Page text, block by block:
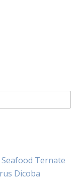
Ternate
Dicoba